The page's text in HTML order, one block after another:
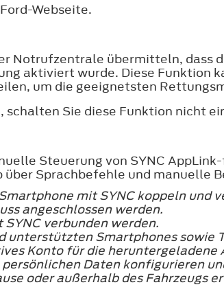
Webseite.
Notrufzentrale übermitteln, dass
aktiviert wurde. Diese Funktion
um die geeignetsten
Sie diese Funktion nicht
Steuerung von SYNC
Sprachbefehle und manuelle
mit SYNC koppeln und
angeschlossen werden.
verbunden werden.
unterstützten Smartphones sowie
Konto für die
Daten konfigurieren
oder außerhalb des Fahrzeugs